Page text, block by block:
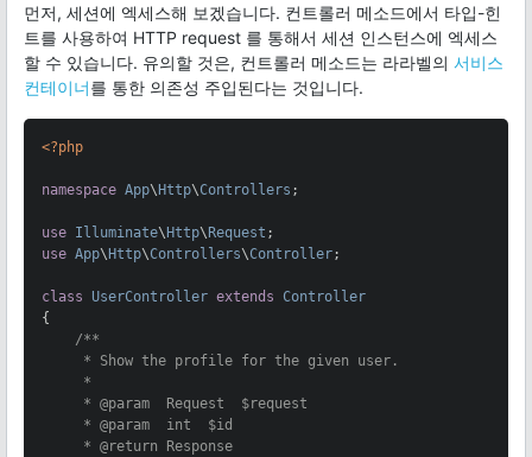
먼저, 세션에 엑세스해 보겠습니다. 컨트롤러 메소드에서 타입-힌
트를 사용하여 HTTP request 를 통해서 세션 인스턴스에 엑세스
할 수 있습니다. 유의할 것은, 컨트롤러 메소드는 라라벨의 서비스
컨테이너를 통한 의존성 주입된다는 것입니다.
<?php
namespace App\Http\Controllers ;
use Illuminate\Http\Request
use App\Http\Controllers\Controller ;
class UserController extends Controller
{
/**
     * Show the profile for the given user.
     *
     *
@param
  Request  $request
     *
@param
  int  $id
     *
@return Response